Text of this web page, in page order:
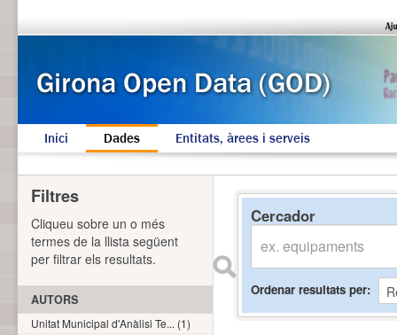
Inici Dades Entitats, àrees i serveis
Cercador
Ordenar resultats per
Filtres
Cliqueu sobre un o més
termes de la llista següent
per filtrar els resultats.
AUTORS
Unitat Municipal d'Anàlisi Te... (1)